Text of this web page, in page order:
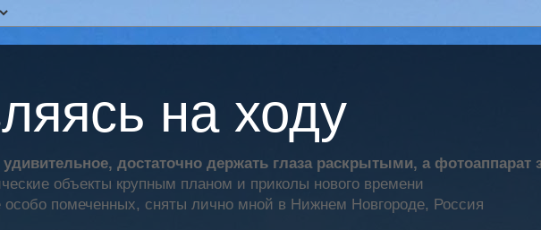
на ходу
достаточно держать глаза раскрытыми, а фотоаппарат
объекты крупным планом и приколы нового времени
помеченных, сняты лично мной в Нижнем Новгороде, Россия